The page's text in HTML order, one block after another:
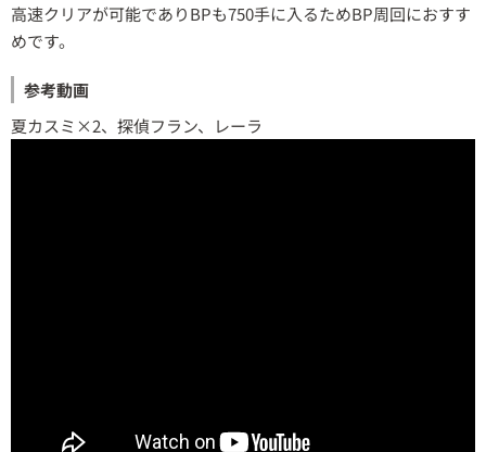
高速クリアが可能でありBPも750手に入るためBP周回におすす
めです。
参考動画
夏カスミ×2、探偵フラン、レーラ